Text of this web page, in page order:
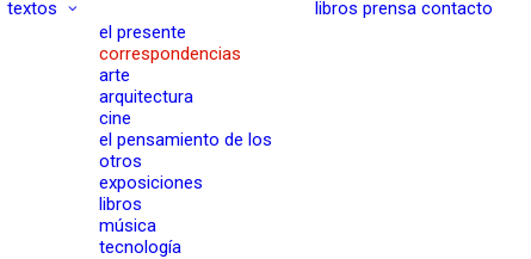
textos
el presente
correspondencias
arte
arquitectura
cine
el pensamiento de los
otros
exposiciones
libros
música
tecnología
libros prensa contacto